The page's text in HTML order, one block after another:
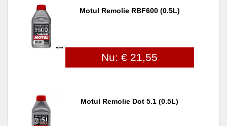
Motul Remolie RBF600 (0.5L)
Nu: € 21,55
Motul Remolie Dot 5.1 (0.5L)